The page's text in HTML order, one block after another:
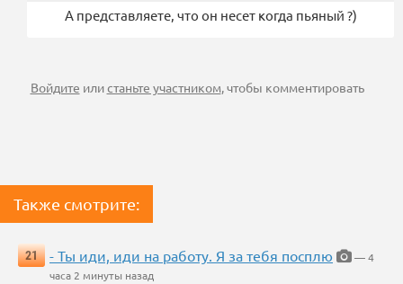
А представляете, что он несет когда пьяный ?)
Войдите илистаньте участником, чтобы комментировать
Также смотрите:
21 - Ты иди, иди на работу. Я за тебя посплю
— 4
часа 2 минуты назад